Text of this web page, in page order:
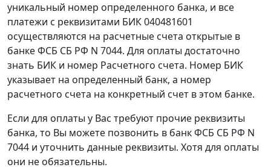
уникальный номер определенного банка, и все
платежи с реквизитами БИК 040481601
осуществляются на расчетные счета открытые в
банке ФСБ СБ РФ N 7044. Для оплаты достаточно
знать БИК и номер Расчетного счета. Номер БИК
указывает на определенный банк, а номер
расчетного счета на конкретный счет в этом банке.
Если для оплаты у Вас требуют прочие реквизиты
банка, то Вы можете позвонить в банк ФСБ СБ РФ N
7044 и уточнить данные реквизиты. Хотя для оплаты
они не обязательны.